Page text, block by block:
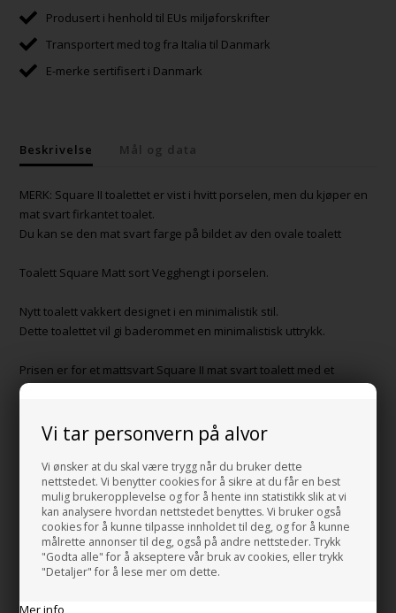
Vi tar personvern på alvor
Vi ønsker at du skal være trygg når du bruker dette
nettstedet. Vi benytter cookies for å sikre at du får en best
mulig brukeropplevelse og for å hente inn statistikk slik at vi
kan analysere hvordan nettstedet benyttes. Vi bruker også
cookies for å kunne tilpasse innholdet til deg, og for å kunne
målrette annonser til deg, også på andre nettsteder. Trykk
"Godta alle" for å akseptere vår bruk av cookies, eller trykk
"Detaljer" for å lese mer om dette.
Mer info
Produsert i henhold til EUs miljøforskrifter
Transportert med tog fra Italia til Danmark
E-merke sertifisert i Danmark
Beskrivelse Mål og data
MERK: Square II toalettet er vist i hvitt porselen, men du kjøper en
mat svart firkantet toalet.
Du kan se den mat svart farge på bildet av den ovale toalett
Toalett Square Matt sort Vegghengt i porselen.
Nytt toalett vakkert designet i en minimalistik stil.
Dette toalettet vil gi baderommet en minimalistisk uttrykk.
Prisen er for et mattsvart Square II mat svart toalett med et
mattsvart toalettsete.
Mål:
Bredde: 38,5 cm.
Dybde: 54,5 cm.
Høyde uten sete: 29
Centre avstand bolter. 18 cm.
Farge: Matt sort
Material: Porselen